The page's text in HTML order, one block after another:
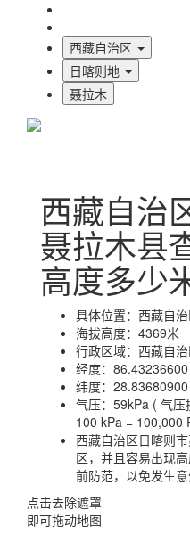
西藏自治区
日喀则地
聂拉木
西藏自治
聂拉木县
高度多少
具体位置： 西藏自
海拔高度： 4369米
行政区域： 西藏自
经度： 86.43236600
纬度： 28.83680900
气压： 59kPa ( 气压
100 kPa = 100,000
西藏自治区日喀则
区，并且容易出现
前防范，以免发生意
点击去除遮罩
即可拖动地图